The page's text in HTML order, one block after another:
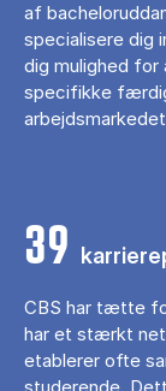
af
specialisere dig
dig mulighed
specifikke
39
CBS har tætte
har et stærkt
etablerer ofte
studerende.